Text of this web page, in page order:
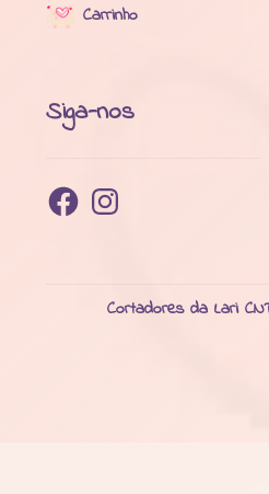
Carrinho
Siga-nos
FacebookInstagram
Cortadores da Lari